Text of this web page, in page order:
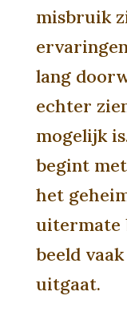
misbruik
lang
echter
mogelijk
begint
het
uitermate
beeld
uitgaat.